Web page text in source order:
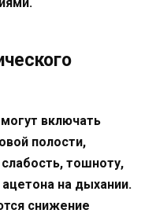
включать
полости,
тошноту,
на дыхании.
снижение